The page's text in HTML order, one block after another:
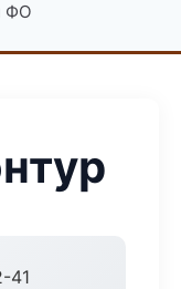
ФО
41